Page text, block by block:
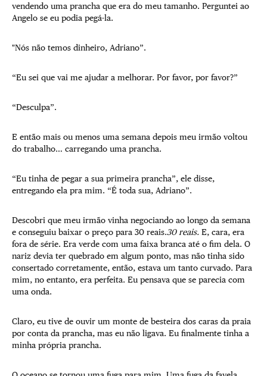
vendendo uma prancha que era do meu tamanho. Perguntei ao
Angelo se eu podia pegá-la.
"Nós não temos dinheiro, Adriano”.
“Eu sei que vai me ajudar a melhorar. Por favor, por favor?”
“Desculpa”.
E então mais ou menos uma semana depois meu irmão voltou
do trabalho… carregando uma prancha.
“Eu tinha de pegar a sua primeira prancha”, ele disse,
entregando ela pra mim. “É toda sua, Adriano”.
Descobri que meu irmão vinha negociando ao longo da semana
e conseguiu baixar o preço para 30 reais.30 reais. E, cara, era
fora de série. Era verde com uma faixa branca até o fim dela. O
nariz devia ter quebrado em algum ponto, mas não tinha sido
consertado corretamente, então, estava um tanto curvado. Para
mim, no entanto, era perfeita. Eu pensava que se parecia com
uma onda.
Claro, eu tive de ouvir um monte de besteira dos caras da praia
por conta da prancha, mas eu não ligava. Eu finalmente tinha a
minha própria prancha.